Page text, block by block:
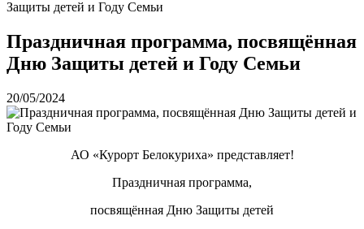
Защиты детей и Году Семьи
Праздничная программа, посвящённая
Дню Защиты детей и Году Семьи
20/05/2024
АО «Курорт Белокуриха» представляет!
Праздничная программа,
посвящённая Дню Защиты детей